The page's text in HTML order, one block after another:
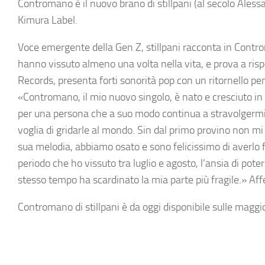
Contromano è il nuovo brano di stillpani (al secolo
Kimura Label.
Voce emergente della Gen Z, stillpani racconta in
hanno vissuto almeno una volta nella vita, e prova a
Records, presenta forti sonorità pop con un ritornello
«Contromano, il mio nuovo singolo, è nato e cresciuto
per una persona che a suo modo continua a
voglia di gridarle al mondo. Sin dal primo provino non
sua melodia, abbiamo osato e sono felicissimo di
periodo che ho vissuto tra luglio e agosto, l’ansia di
stesso tempo ha scardinato la mia parte più fragile.»
Contromano di stillpani è da oggi disponibile sulle